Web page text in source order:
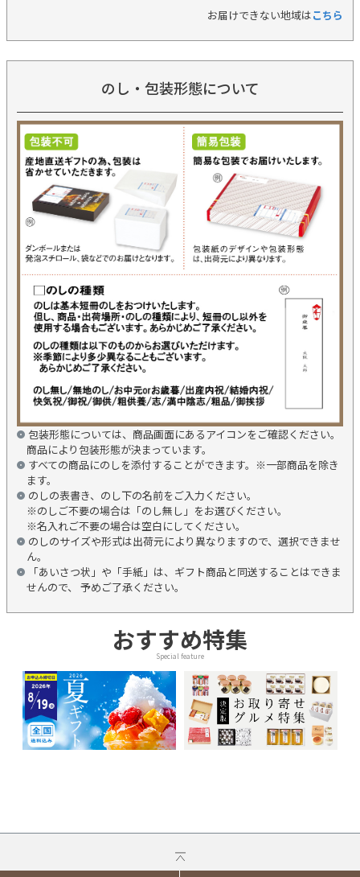
お届けできない地域はこちら
のし・包装形態について
包装形態については、商品画面にあるアイコンをご確認ください。
商品により包装形態が決まっています。
すべての商品にのしを添付することができます。※一部商品を除き
ます。
のしの表書き、のし下の名前をご入力ください。
※のしご不要の場合は「のし無し」をお選びください。
※名入れご不要の場合は空白にしてください。
のしのサイズや形式は出荷元により異なりますので、選択できませ
ん。
「あいさつ状」や「手紙」は、ギフト商品と同送することはできま
せんので、 予めご了承ください。
おすすめ特集
Special feature